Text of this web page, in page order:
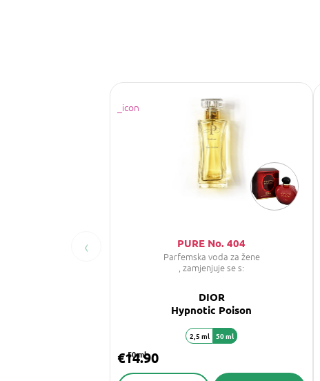
‹ PURE No. 404
Parfemska voda za žene
, zamjenjuje se s:
DIOR
Hypnotic Poison
50 ml
€14.90
2,5 ml 50 ml